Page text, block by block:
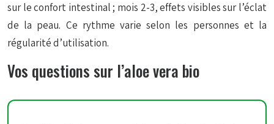
sur le confort intestinal ; mois 2-3, effets visibles sur l’éclat
de la peau. Ce rythme varie selon les personnes et la
régularité d’utilisation.
Vos questions sur l’aloe vera bio